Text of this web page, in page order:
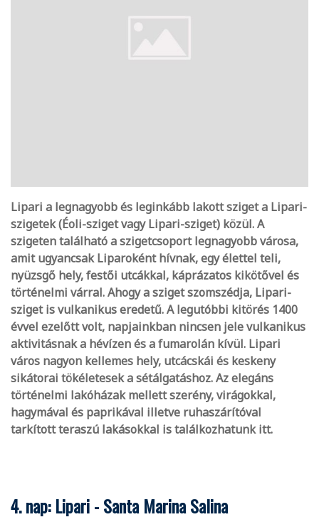
Lipari a legnagyobb és leginkább lakott sziget a Lipari-
szigetek (Éoli-sziget vagy Lipari-sziget) közül. A
szigeten található a szigetcsoport legnagyobb városa,
amit ugyancsak Liparoként hívnak, egy élettel teli,
nyüzsgő hely, festői utcákkal, káprázatos kikötővel és
történelmi várral. Ahogy a sziget szomszédja, Lipari-
sziget is vulkanikus eredetű. A legutóbbi kitörés 1400
évvel ezelőtt volt, napjainkban nincsen jele vulkanikus
aktivitásnak a hévízen és a fumarolán kívül. Lipari
város nagyon kellemes hely, utcácskái és keskeny
sikátorai tökéletesek a sétálgatáshoz. Az elegáns
történelmi lakóházak mellett szerény, virágokkal,
hagymával és paprikával illetve ruhaszárítóval
tarkított teraszú lakásokkal is találkozhatunk itt.
4. nap: Lipari - Santa Marina Salina